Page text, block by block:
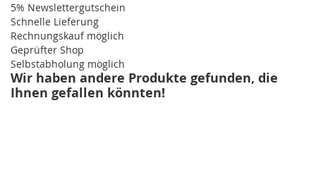
5% Newslettergutschein
Schnelle Lieferung
Rechnungskauf möglich
Geprüfter Shop
Selbstabholung möglich
Wir haben andere Produkte gefunden, die
Ihnen gefallen könnten!